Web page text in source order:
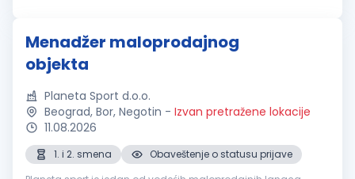
Menadžer maloprodajnog
objekta
Planeta Sport d.o.o.
Beograd, Bor, Negotin - Izvan pretražene lokacije
11.08.2026
1. i 2. smena
Obaveštenje o statusu prijave